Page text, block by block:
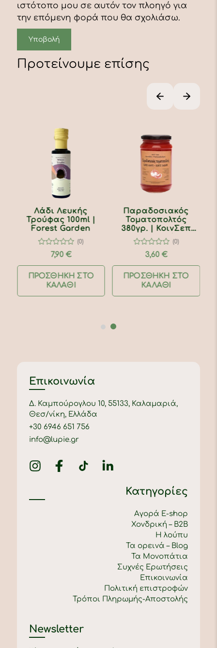
ιστότοπο μου σε αυτόν τον πλοηγό για
την επόμενη φορά που θα σχολιάσω.
Προτείνουμε επίσης
Μουστάρδα με
μαύρη τρούφα -
140γρ. | Μανιτάρια
Δίρφυς
of
5
(0)
6,90€
ΠΡΟΣΘΉΚΗ ΣΤΟ
ΚΑΛΆΘΙ
Λάδι Λευκής
Τρούφας 100ml |
Forest Garden
of
5
(0)
7,90€
ΠΡΟΣΘΉΚΗ ΣΤΟ
ΚΑΛΆΘΙ
Επικοινωνία
Δ. Καμπούρογλου 10, 55133, Καλαμαριά,
Θεσ/νίκη, Ελλάδα
+30 6946 651 756
info@lupie.gr
Κατηγορίες
Αγορά E-shop
Χονδρική – B2B
Η λούπυ
Τα ορεινά – Blog
Τα Μονοπάτια
Συχνές Ερωτήσεις
Επικοινωνία
Πολιτική επιστροφών
Τρόποι Πληρωμής-Αποστολής
Newsletter